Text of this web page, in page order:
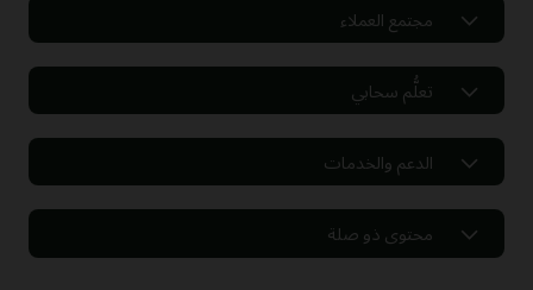
مجتمع العملاء
تعلُّم سحابي
الدعم والخدمات
محتوى ذو صلة